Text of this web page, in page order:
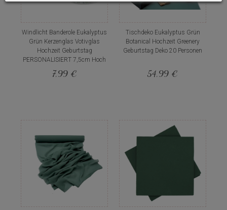
Windlicht Banderole Eukalyptus
Grün Kerzenglas Votivglas
Hochzeit Geburtstag
PERSONALISIERT 7,5cm Hoch
7,99 €
Tischdeko Eukalyptus Grün
Botanical Hochzeit Greenery
Geburtstag Deko 20 Personen
54,99 €